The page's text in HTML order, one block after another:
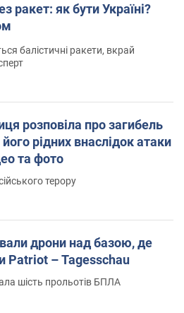
ракет: як бути Україні?
балістичні ракети, вкрай
розповіла про загибель
рідних внаслідок атаки
та фото
терору
дрони над базою, де
Patriot – Tagesschau
шість прольотів БПЛА